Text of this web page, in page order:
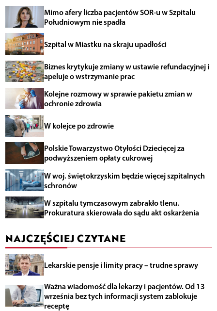
Mimo afery liczba pacjentów SOR-u w Szpitalu
Południowym nie spadła
Szpital w Miastku na skraju upadłości
Biznes krytykuje zmiany w ustawie refundacyjnej i
apeluje o wstrzymanie prac
Kolejne rozmowy w sprawie pakietu zmian w
ochronie zdrowia
W kolejce po zdrowie
Polskie Towarzystwo Otyłości Dziecięcej za
podwyższeniem opłaty cukrowej
W woj. świętokrzyskim będzie więcej szpitalnych
schronów
W szpitalu tymczasowym zabrakło tlenu.
Prokuratura skierowała do sądu akt oskarżenia
NAJCZĘŚCIEJ CZYTANE
Lekarskie pensje i limity pracy – trudne sprawy
Ważna wiadomość dla lekarzy i pacjentów. Od 13
września bez tych informacji system zablokuje
receptę